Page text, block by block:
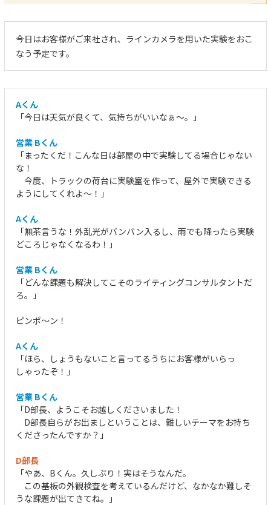
今日はお客様がご来社され、ラインカメラを用いた実験をおこ
なう予定です。
Aくん
「今日は天気が良くて、気持ちがいいなぁ～。」
営業 Bくん
「まったくだ！こんな日は部屋の中で実験してる場合じゃない
な！
今度、トラックの荷台に実験室を作って、屋外で実験できる
ようにしてくれよ～！」
Aくん
「無茶言うな！外乱光がバンバン入るし、雨でも降ったら実験
どころじゃなくなるわ！」
営業 Bくん
「どんな課題も解決してこそのライティングコンサルタントだ
ろ。」
ピンポ～ン！
Aくん
「ほら、しょうもないこと言ってるうちにお客様がいらっ
しゃったぞ！」
営業 Bくん
「D部長、ようこそお越しくださいました！
D部長自らがお出ましということは、難しいテーマをお持ち
くださったんですか？」
D部長
「やあ、Bくん。久しぶり！実はそうなんだ。
この基板の外観検査を考えているんだけど、なかなか難しそ
うな課題が出てきてね。」